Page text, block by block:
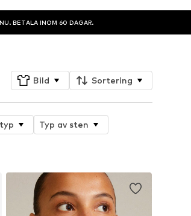
BETALA INOM 60 DAGAR.
Bild Sortering
Typ av sten